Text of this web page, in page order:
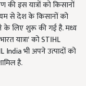
इस यात्रों को किसानों
से देश के किसानों को
के लिए शुरू की गई है. मध्य
यात्रा' कोSTIHL
Indiaभी अपने उत्पादों को
है.